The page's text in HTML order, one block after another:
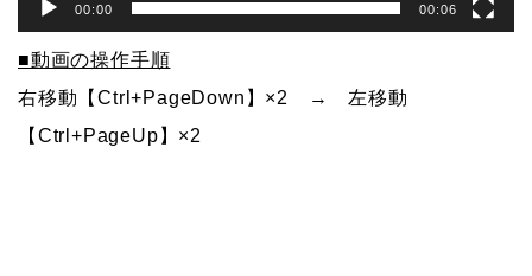
00:00 00:06
■動画の操作手順
右移動【Ctrl+PageDown】×2 → 左移動
【Ctrl+PageUp】×2